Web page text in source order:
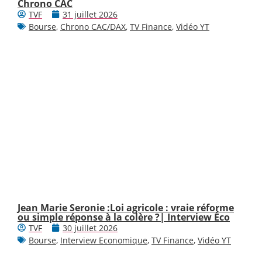
Chrono CAC
TVF
31 juillet 2026
Bourse, Chrono CAC/DAX, TV Finance, Vidéo YT
Jean Marie Seronie :Loi agricole : vraie réforme
ou simple réponse à la colère ?| Interview Éco
TVF
30 juillet 2026
Bourse, Interview Economique, TV Finance, Vidéo YT